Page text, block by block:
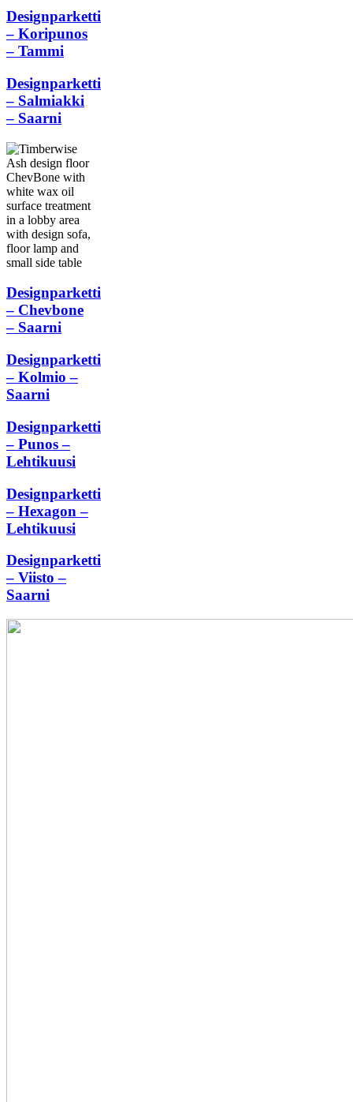
Designparketti
– Koripunos
– Tammi
Designparketti
– Salmiakki
– Saarni
Designparketti
– Chevbone
– Saarni
Designparketti
– Kolmio –
Saarni
Designparketti
– Punos –
Lehtikuusi
Designparketti
– Hexagon –
Lehtikuusi
Designparketti
– Viisto –
Saarni